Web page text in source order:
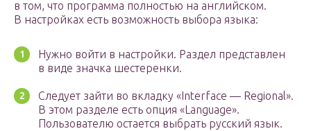
в том, что программа полностью на английском.
В настройках есть возможность выбора языка:
Нужно войти в настройки. Раздел представлен
в виде значка шестеренки.
Следует зайти во вкладку «Interface — Regional».
В этом разделе есть опция «Language».
Пользователю остается выбрать русский язык.